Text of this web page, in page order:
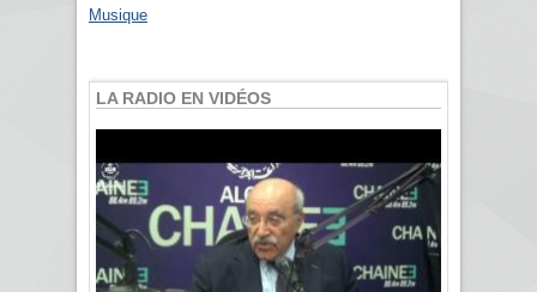
Musique
LA RADIO EN VIDÉOS